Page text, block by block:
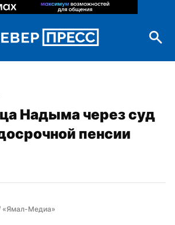
Надыма через суд
пенсии
«Ямал-Медиа»